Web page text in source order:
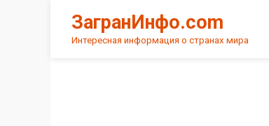
content
ЗагранИнфо.com
Интересная информация о странах мира